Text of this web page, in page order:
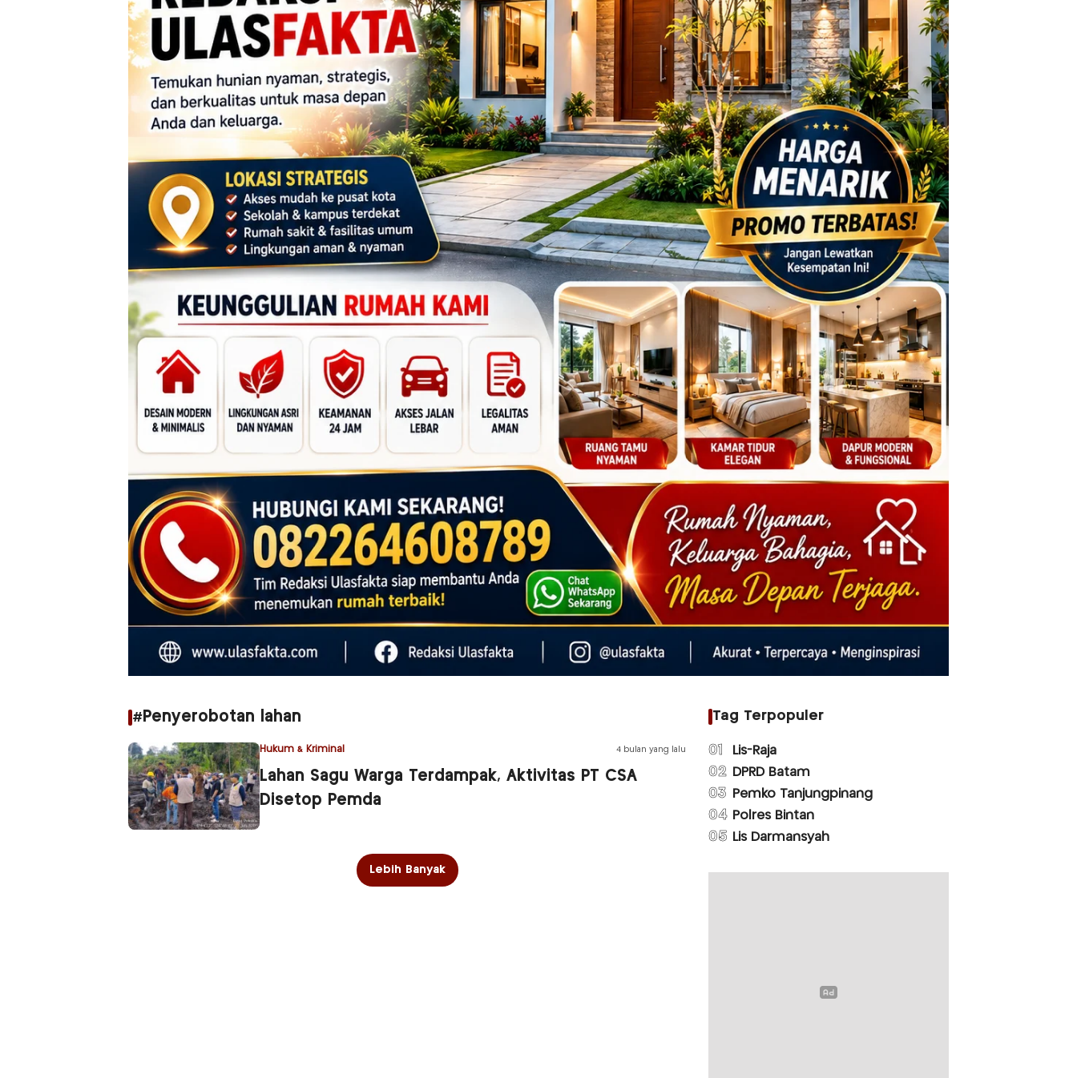
#Penyerobotan lahan
Hukum & Kriminal 4 bulan yang lalu
Lahan Sagu Warga Terdampak, Aktivitas PT CSA
Disetop Pemda
Lebih Banyak
Tag Terpopuler
01 Lis-Raja
02 DPRD Batam
03 Pemko Tanjungpinang
04 Polres Bintan
05 Lis Darmansyah